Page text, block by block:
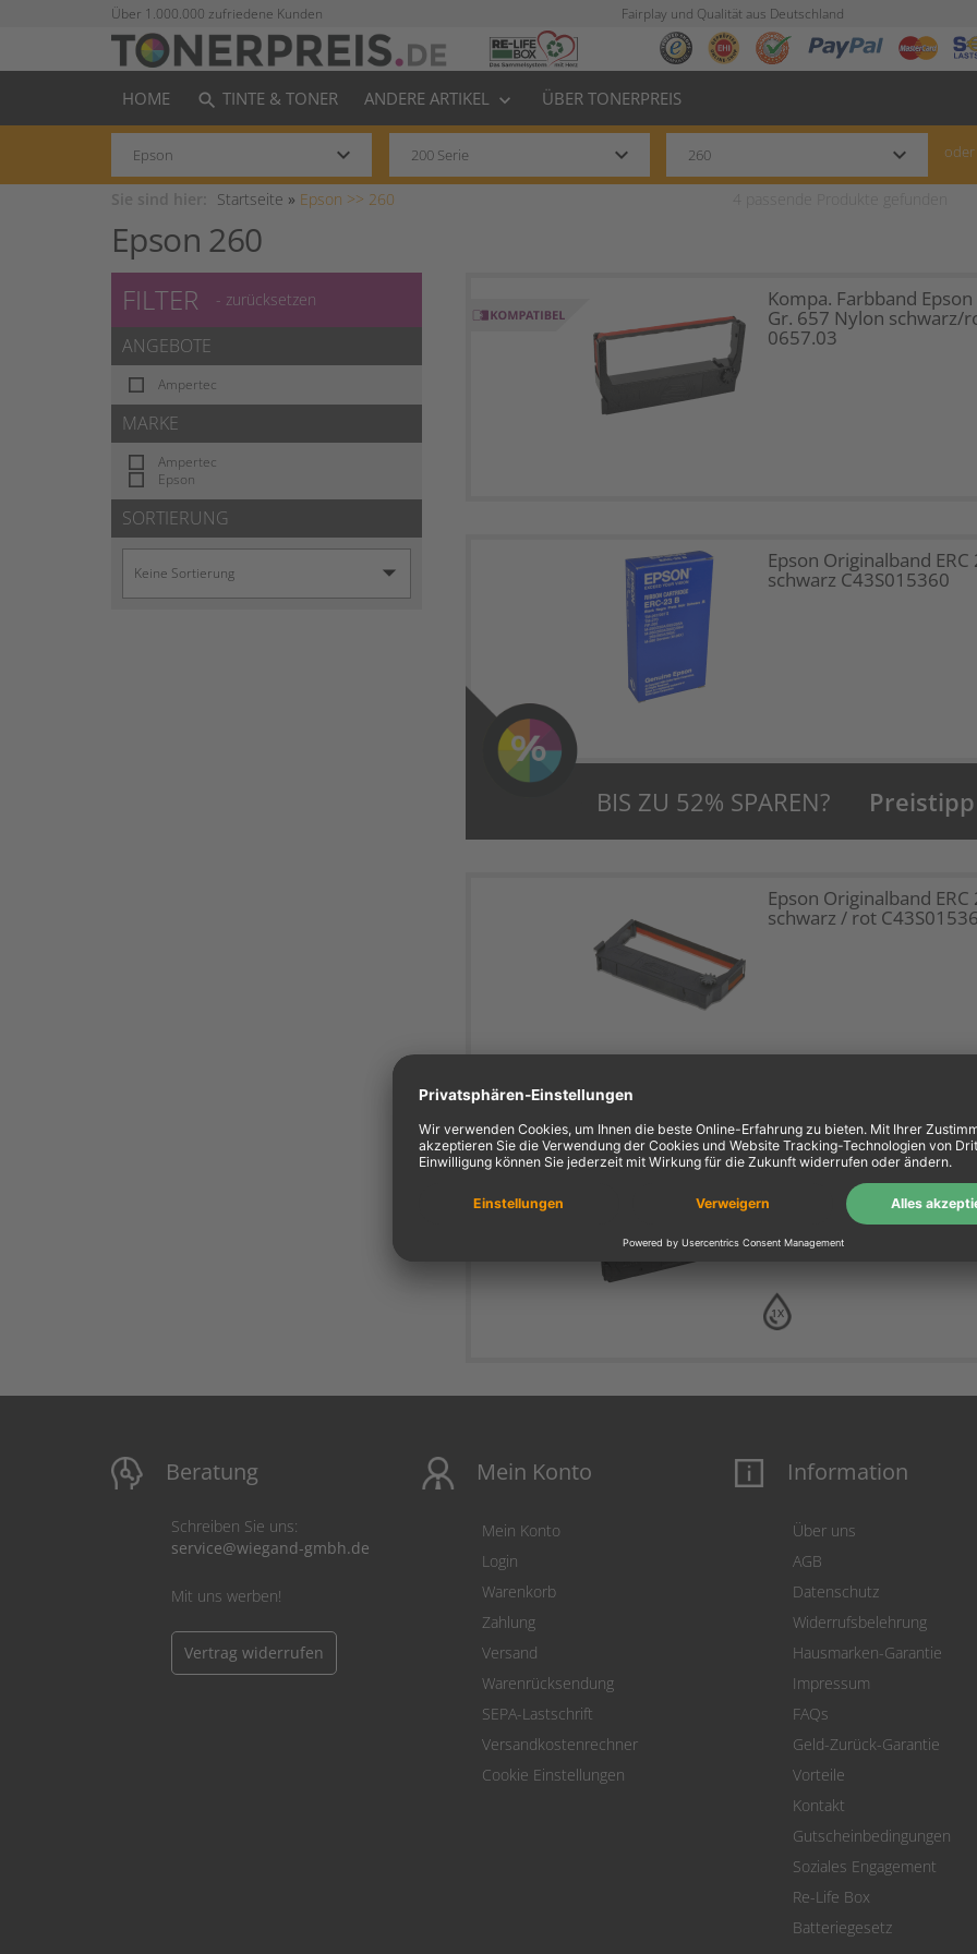
Über 1.000.000 zufriedene Kunden Fairplay und Qualität aus Deutschland
HOME search TINTE & TONER ANDERE ARTIKEL keyboard_arrow_down ÜBER TONERPREIS
keyboard_arrow_down keyboard_arrow_down keyboard_arrow_down oder
Startseite » Epson >> 260
Epson 260
FILTER - zurücksetzen
ANGEBOTE
Ampertec
MARKE
Ampertec
Epson
SORTIERUNG
Kompa. Farbband Epson
Gr. 657 Nylon schwarz/
0657.03
Epson Originalband ERC
schwarz C43S015360
BIS ZU 52% SPAREN?
Epson Originalband ERC
schwarz / rot
1X
Kompa. Farbband Epson
23 Gr. 657 Nylon
0657.01
Beratung
Schreiben Sie uns:
service@wiegand-gmbh.de
Mit uns werben!
Vertrag widerrufen
Mein Konto
Mein Konto
Login
Warenkorb
Zahlung
Versand
Warenrücksendung
SEPA-Lastschrift
Versandkostenrechner
Cookie Einstellungen
Information
Über uns
AGB
Datenschutz
Widerrufsbelehrung
Hausmarken-Garantie
Impressum
FAQs
Geld-Zurück-Garantie
Vorteile
Kontakt
Gutscheinbedingungen
Soziales Engagement
Re-Life Box
Batteriegesetz